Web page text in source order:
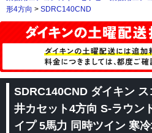
形4方向 > SDRC140CND
SDRC140CND ダイキン
井カセット4方向 S-ラウン
イプ 5馬力 同時ツイン 寒